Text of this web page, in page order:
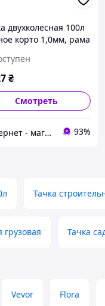
двухколесная 100л
корто 1,0мм, рама
Industrial F1
₴
Смотреть
Интернет - магазин "Строй-ка" 93%
Тачка
грузовая Тачка
Vevor Flora